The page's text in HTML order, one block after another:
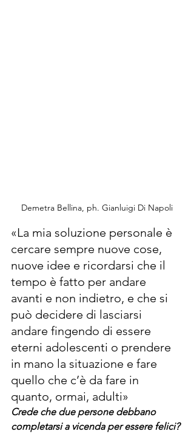
Demetra Bellina, ph. Gianluigi Di Napoli
«La mia soluzione personale è
cercare sempre nuove cose,
nuove idee e ricordarsi che il
tempo è fatto per andare
avanti e non indietro, e che si
può decidere di lasciarsi
andare fingendo di essere
eterni adolescenti o prendere
in mano la situazione e fare
quello che c’è da fare in
quanto, ormai, adulti»
Crede che due persone debbano
completarsi a vicenda per essere felici?